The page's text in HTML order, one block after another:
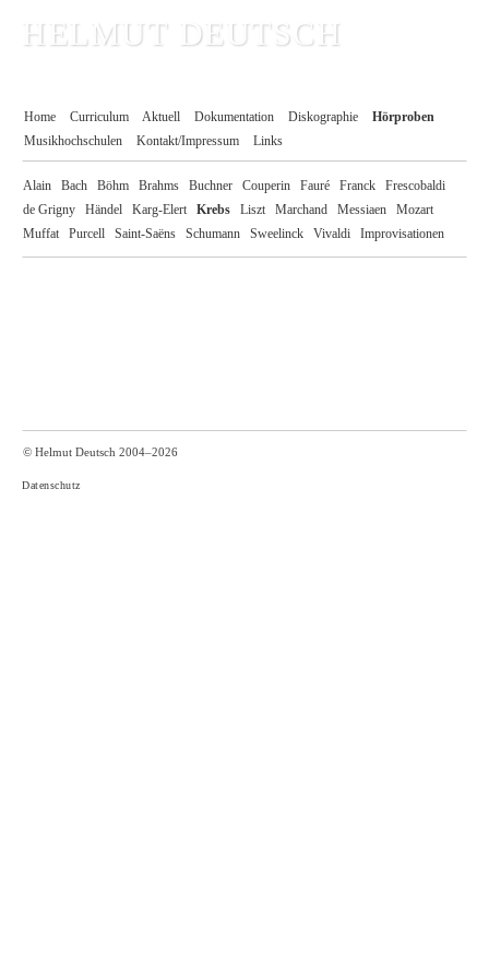
HELMUT DEUTSCH
Home Curriculum Aktuell Dokumentation Diskographie
Hörproben
Musikhochschulen
Kontakt/Impressum Links
Alain Bach Böhm Brahms Buchner Couperin Fauré Franck
Frescobaldi
de Grigny
Händel Karg-Elert Krebs Liszt Marchand Messiaen
Mozart
Muffat
Purcell Saint-Saëns Schumann Sweelinck Vivaldi Improvisationen
© Helmut Deutsch 2004–2026
Datenschutz